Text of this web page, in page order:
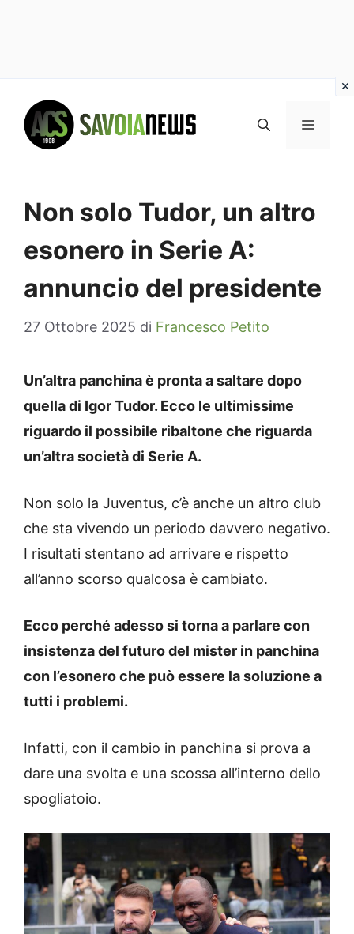
contenuto
MENU
Non solo Tudor, un altro
esonero in Serie A:
annuncio del presidente
27 Ottobre 2025 di Francesco Petito
Un’altra panchina è pronta a saltare dopo
quella di Igor Tudor. Ecco le ultimissime
riguardo il possibile ribaltone che riguarda
un’altra società di Serie A.
Non solo la Juventus, c’è anche un altro club
che sta vivendo un periodo davvero negativo.
I risultati stentano ad arrivare e rispetto
all’anno scorso qualcosa è cambiato.
Ecco perché adesso si torna a parlare con
insistenza del futuro del mister in panchina
con l’esonero che può essere la soluzione a
tutti i problemi.
Infatti, con il cambio in panchina si prova a
dare una svolta e una scossa all’interno dello
spogliatoio.